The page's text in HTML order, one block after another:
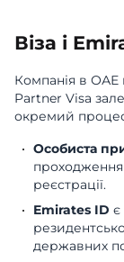
Віза і
Компанія в ОАЕ
Partner Visa
окремий
Особиста
проходження
реєстрації.
Emirates ID є
державних